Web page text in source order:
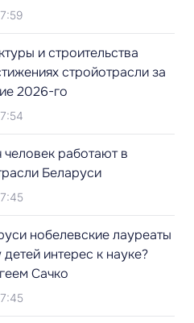
и строительства
стройотрасли за
2026-го
работают в
Беларуси
нобелевские лауреаты
детей интерес к науке?
Сачко